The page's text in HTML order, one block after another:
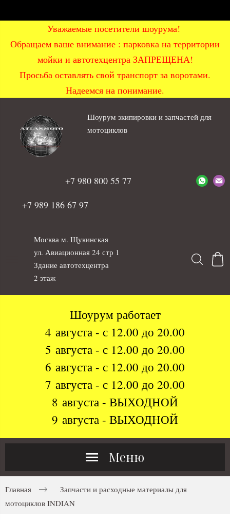
Уважаемые посетители шоурума!
Обращаем ваше внимание : парковка на территории
мойки и автотехцентра ЗАПРЕЩЕНА!
Просьба оставлять свой транспорт за воротами.
Надеемся на понимание.
Шоурум экипировки и запчастей для
мотоциклов
+7 980 800 55 77
+7 989 186 67 97
Москва м. Щукинская
ул. Авиационная 24 стр 1
Здание автотехцентра
2 этаж
Шоурум работает
4 августа - с 12.00 до 20.00
5 августа - с 12.00 до 20.00
6 августа - с 12.00 до 20.00
7 августа - с 12.00 до 20.00
8 августа - ВЫХОДНОЙ
9 августа - ВЫХОДНОЙ
Меню
Главная
Запчасти и расходные материалы для
мотоциклов INDIAN